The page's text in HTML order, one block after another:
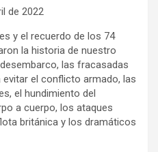
de 2022
y el recuerdo de los 74
la historia de nuestro
las fracasadas
el conflicto armado, las
el hundimiento del
a cuerpo, los ataques
británica y los dramáticos